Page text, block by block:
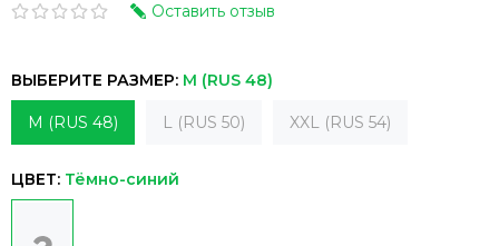
Оставить отзыв
ВЫБЕРИТЕ РАЗМЕР: M (RUS 48)
M (RUS 48) L (RUS 50) XXL (RUS 54)
ЦВЕТ: Тёмно-синий